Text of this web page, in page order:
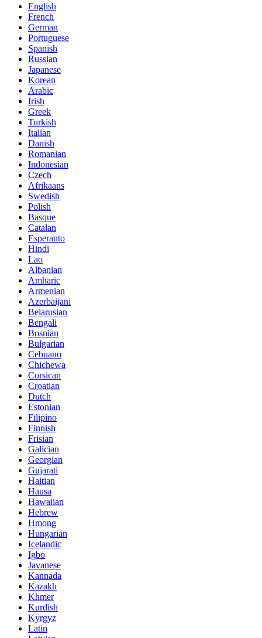
English
French
German
Portuguese
Spanish
Russian
Japanese
Korean
Arabic
Irish
Greek
Turkish
Italian
Danish
Romanian
Indonesian
Czech
Afrikaans
Swedish
Polish
Basque
Catalan
Esperanto
Hindi
Lao
Albanian
Amharic
Armenian
Azerbaijani
Belarusian
Bengali
Bosnian
Bulgarian
Cebuano
Chichewa
Corsican
Croatian
Dutch
Estonian
Filipino
Finnish
Frisian
Galician
Georgian
Gujarati
Haitian
Hausa
Hawaiian
Hebrew
Hmong
Hungarian
Icelandic
Igbo
Javanese
Kannada
Kazakh
Khmer
Kurdish
Kyrgyz
Latin